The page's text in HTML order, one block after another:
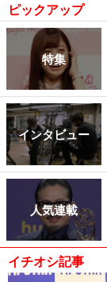
ピックアップ
特集
インタビュー
人気連載
イチオシ記事